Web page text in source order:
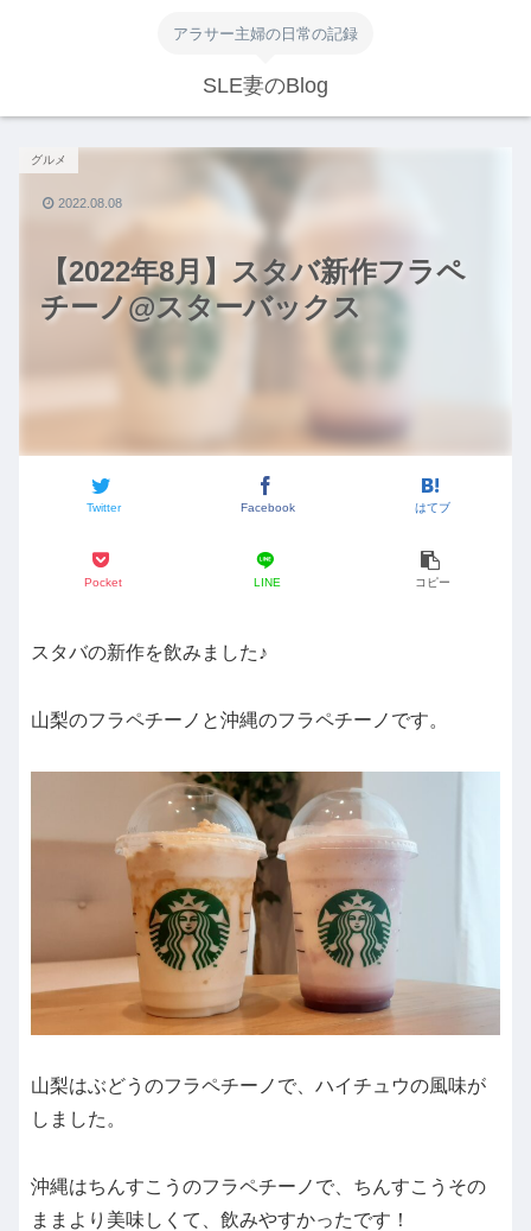
アラサー主婦の日常の記録
SLE妻のBlog
【2022年8月】スタバ新作フラペ
チーノ@スターバックス
グルメ
Twitter Facebook はてブ
Pocket LINE コピー
2022.08.08
スタバの新作を飲みました♪
山梨のフラペチーノと沖縄のフラペチーノです。
山梨はぶどうのフラペチーノで、ハイチュウの風味が
しました。
沖縄はちんすこうのフラペチーノで、ちんすこうその
ままより美味しくて、飲みやすかったです！